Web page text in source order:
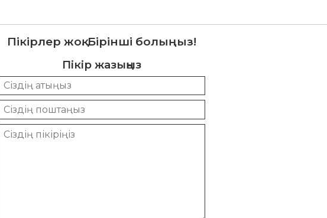
Пікірлер жоқ. Бірінші болыңыз!
Пікір жазыңыз